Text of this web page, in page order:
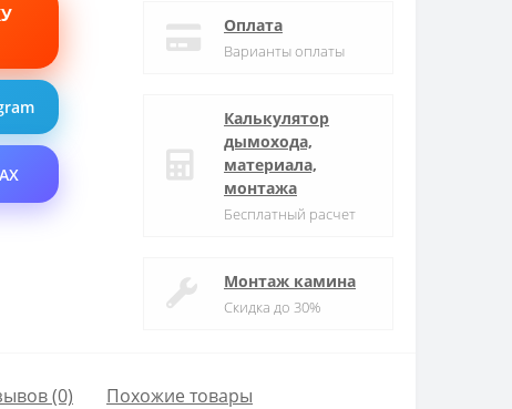
Оплата
Варианты оплаты
Калькулятор
дымохода,
материала,
монтажа
Бесплатный расчет
Монтаж камина
Скидка до 30%
(0) Похожие товары